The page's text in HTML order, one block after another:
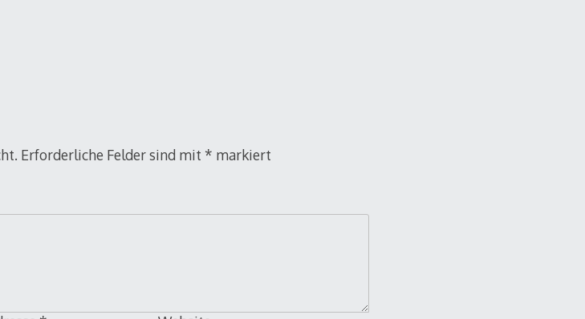
Erforderliche Felder sind mit * markiert